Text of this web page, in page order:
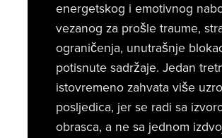
energetskog i emotivnog
vezanog za prošle traume,
ograničenja, unutrašnje
potisnute sadržaje. Jedan
istovremeno zahvata više
posljedica, jer se radi sa
obrasca, a ne sa jednom